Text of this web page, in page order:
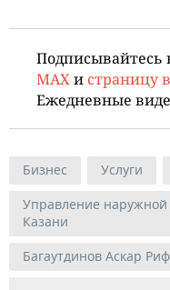
Подписывайтесь
MAX и страницу
Ежедневные
Бизнес Услуги
Управление
Казани
Багаутдинов Аскар